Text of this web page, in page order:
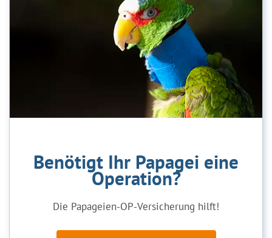
Benötigt Ihr Papagei eine
Operation?
Die Papageien-OP-Versicherung hilft!